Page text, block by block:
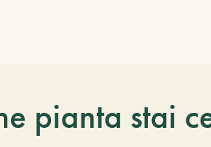
pianta stai